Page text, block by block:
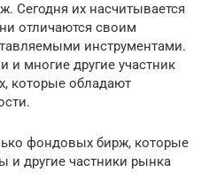
Сегодня их насчитывается
отличаются своим
инструментами.
многие другие участник
которые обладают
фондовых бирж, которые
и другие частники рынка